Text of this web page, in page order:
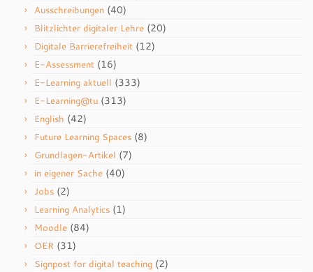
Ausschreibungen (40)
Blitzlichter digitaler Lehre (20)
Digitale Barrierefreiheit (12)
E-Assessment (16)
E-Learning aktuell (333)
E-Learning@tu (313)
English (42)
Future Learning Spaces (8)
Grundlagen-Artikel (7)
in eigener Sache (40)
Jobs (2)
Learning Analytics (1)
Moodle (84)
OER (31)
Signpost for digital teaching (2)